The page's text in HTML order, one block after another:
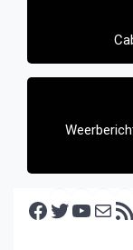
Facebook Twitter YouTube E-mail